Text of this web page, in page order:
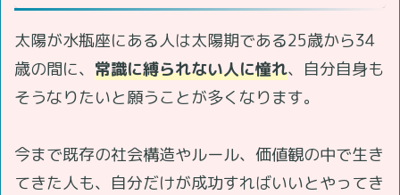
太陽が水瓶座にある人は太陽期である25歳から34
歳の間に、 常識に縛られない人に憧れ、自分自身も
そうなりたいと願うことが多くなります。
今まで既存の社会構造やルール、価値観の中で生き
てきた人も、自分だけが成功すればいいとやってき